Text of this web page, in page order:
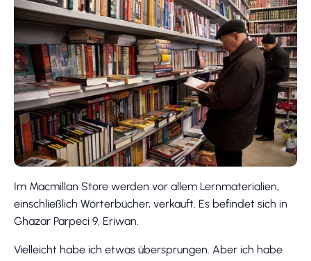
Im Macmillan Store werden vor allem Lernmaterialien,
einschließlich Wörterbücher, verkauft. Es befindet sich in
Ghazar Parpeci 9, Eriwan.
Vielleicht habe ich etwas übersprungen. Aber ich habe